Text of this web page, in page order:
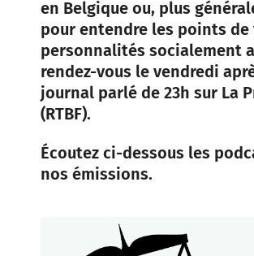
en Belgique ou, plus
pour entendre les points de
personnalités socialement
rendez-vous le vendredi
journal parlé de 23h sur La
(RTBF).
Écoutez ci-dessous les
nos émissions.